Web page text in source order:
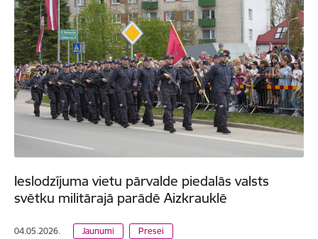
Ieslodzījuma vietu pārvalde piedalās valsts
svētku militārajā parādē Aizkrauklē
04.05.2026. Jaunumi Presei